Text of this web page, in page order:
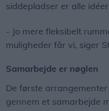
siddepladser er alle
- Jo mere fleksibelt
muligheder får vi, siger
Samarbejde er nøglen
De første
gennem et samarbejde